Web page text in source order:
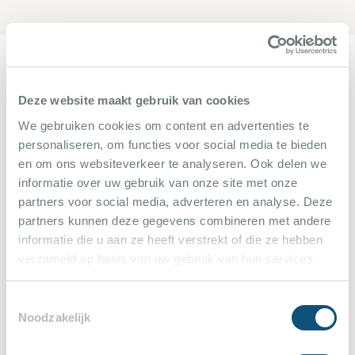
Deze website maakt gebruik van cookies
We gebruiken cookies om content en advertenties te
personaliseren, om functies voor social media te bieden
en om ons websiteverkeer te analyseren. Ook delen we
informatie over uw gebruik van onze site met onze
partners voor social media, adverteren en analyse. Deze
partners kunnen deze gegevens combineren met andere
informatie die u aan ze heeft verstrekt of die ze hebben
verzameld op basis van uw gebruik van hun services.
Noodzakelijk
Wohnung 2: Im Erdgeschoss befinden sich die 2
Schlafzimmer mit grossen Kleiderschränken (Betten
Badezimmer mit Dusche. WC ist separat. Oben gibt
es in der Wohnung ein Wohnzimmer mit Fernseher
(einige internationale Sender) und eine offene
Küche mit Kochplatte, Mikrowelle/Backofen,
Kühlschrank mit Gefrierfach, Wasserkocher,
Geschirrspüler, Toster und Nesspressomaschine.
Hier ist auch der grosse überdeckte Balkon mit
Plan de la Tour ist ein kleiner, gemütlicher und